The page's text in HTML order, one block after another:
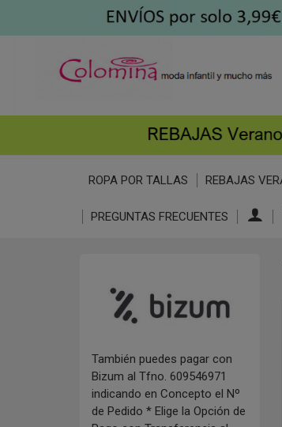
ROPA POR TALLAS REBAJAS
PREGUNTAS FRECUENTES
También puedes pagar con
Bizum al Tfno. 609546971
indicando en Concepto el Nº
de Pedido * Elige la Opción de